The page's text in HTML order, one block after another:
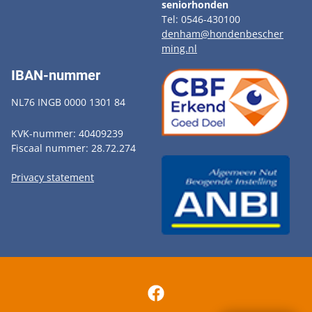
seniorhonden
Tel: 0546-430100
denham@hondenbescher
ming.nl
IBAN-nummer
NL76 INGB 0000 1301 84
KVK-nummer: 40409239
Fiscaal nummer: 28.72.274
Privacy statement